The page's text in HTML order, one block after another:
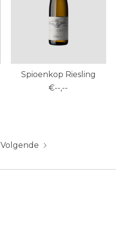
Spioenkop Riesling
€--,--
Volgende